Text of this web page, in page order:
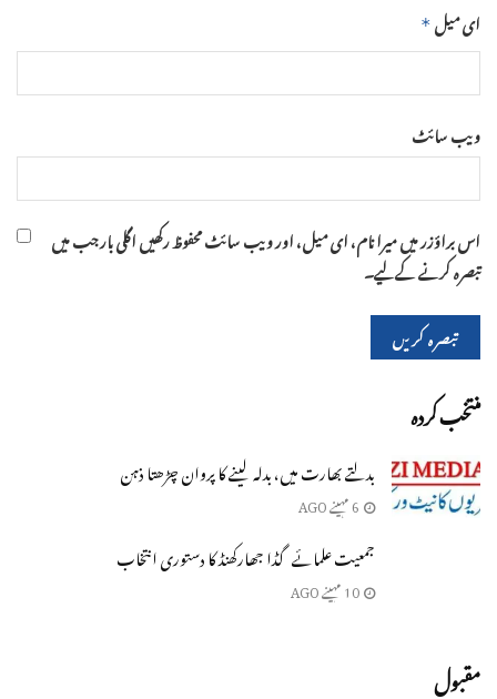
ای میل *
ویب‌ سائٹ
اس براؤزر میں میرا نام، ای میل، اور ویب سائٹ محفوظ رکھیں اگلی بار جب میں
تبصرہ کرنے کےلیے۔
منتخب کردہ
بدلتے بھارت میں، بدلہ لینے کا پروان چڑھتا ذہن
جمعیت علمائے گڈا جھارکھنڈ کا دستوری انتخاب
مقبول